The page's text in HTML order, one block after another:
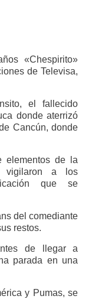
«Chespirito»
de Televisa,
el fallecido
donde aterrizó
Cancún, donde
elementos de la
vigilaron a los
que se
del comediante
restos.
de llegar a
parada en una
y Pumas, se